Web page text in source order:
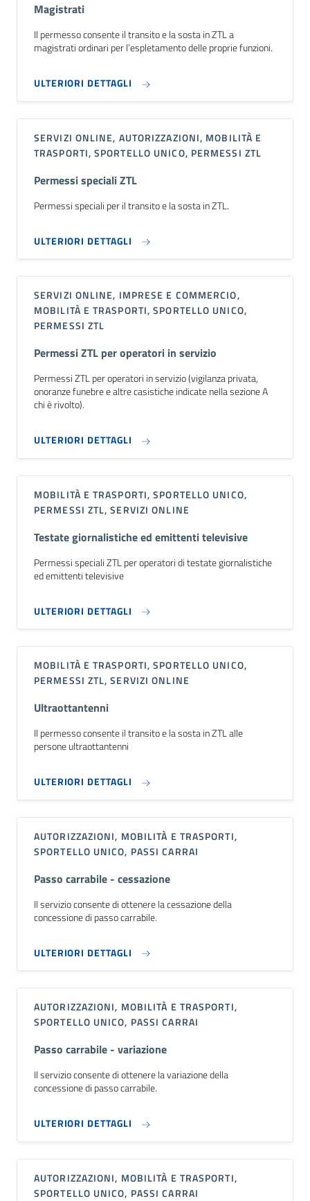
Magistrati
Il permesso consente il transito e la sosta in ZTL a
magistrati ordinari per l’espletamento delle proprie funzioni.
ULTERIORI DETTAGLI
SERVIZI ONLINE, AUTORIZZAZIONI, MOBILITÀ E
TRASPORTI, SPORTELLO UNICO, PERMESSI ZTL
Permessi speciali ZTL
Permessi speciali per il transito e la sosta in ZTL.
ULTERIORI DETTAGLI
SERVIZI ONLINE, IMPRESE E COMMERCIO,
MOBILITÀ E TRASPORTI, SPORTELLO UNICO,
PERMESSI ZTL
Permessi ZTL per operatori in servizio
Permessi ZTL per operatori in servizio (vigilanza privata,
onoranze funebre e altre casistiche indicate nella sezione A
chi è rivolto).
ULTERIORI DETTAGLI
MOBILITÀ E TRASPORTI, SPORTELLO UNICO,
PERMESSI ZTL, SERVIZI ONLINE
Testate giornalistiche ed emittenti televisive
Permessi speciali ZTL per operatori di testate giornalistiche
ed emittenti televisive
ULTERIORI DETTAGLI
MOBILITÀ E TRASPORTI, SPORTELLO UNICO,
PERMESSI ZTL, SERVIZI ONLINE
Ultraottantenni
Il permesso consente il transito e la sosta in ZTL alle
persone ultraottantenni
ULTERIORI DETTAGLI
AUTORIZZAZIONI, MOBILITÀ E TRASPORTI,
SPORTELLO UNICO, PASSI CARRAI
Passo carrabile - cessazione
Il servizio consente di ottenere la cessazione della
concessione di passo carrabile.
ULTERIORI DETTAGLI
AUTORIZZAZIONI, MOBILITÀ E TRASPORTI,
SPORTELLO UNICO, PASSI CARRAI
Passo carrabile - variazione
Il servizio consente di ottenere la variazione della
concessione di passo carrabile.
ULTERIORI DETTAGLI
AUTORIZZAZIONI, MOBILITÀ E TRASPORTI,
SPORTELLO UNICO, PASSI CARRAI